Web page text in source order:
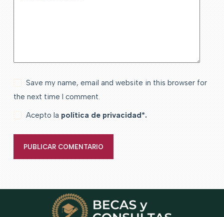
Save my name, email and website in this browser for
the next time I comment.
Acepto lapolítica de privacidad*.
PUBLICAR COMENTARIO